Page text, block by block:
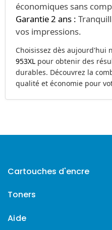
économiques sans
Garantie 2 ans :
vos impressions.
Choisissez dès aujourd'hui
953XL pour obtenir des
durables. Découvrez la
qualité et économie pour
Cartouches d'encre
Toners
Aide